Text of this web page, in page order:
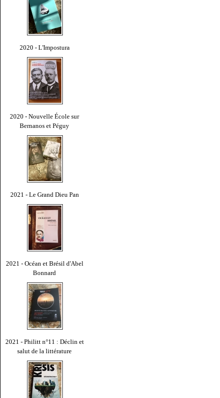
2020 - L'Impostura
2020 - Nouvelle École sur
Bernanos et Péguy
2021 - Le Grand Dieu Pan
2021 - Océan et Brésil d'Abel
Bonnard
2021 - Philitt n°11 : Déclin et
salut de la littérature